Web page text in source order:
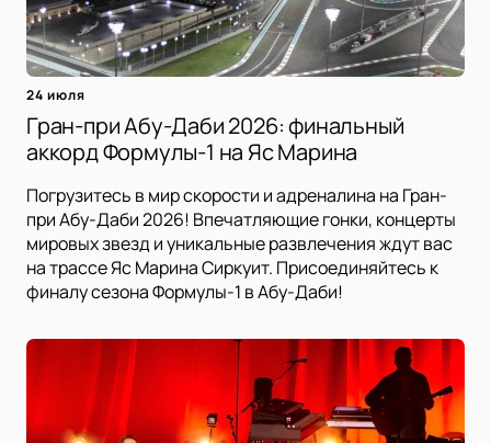
24 июля
Гран-при Абу-Даби 2026: финальный
аккорд Формулы-1 на Яс Марина
Погрузитесь в мир скорости и адреналина на Гран-
при Абу-Даби 2026! Впечатляющие гонки, концерты
мировых звезд и уникальные развлечения ждут вас
на трассе Яс Марина Сиркуит. Присоединяйтесь к
финалу сезона Формулы-1 в Абу-Даби!